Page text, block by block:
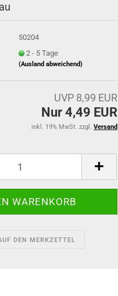
Nagerbücher
50204
2 - 5 Tage
(Ausland abweichend)
UVP 8,99 EUR
Nur 4,49 EUR
inkl. 19% MwSt. zzgl. Versand
DEN MERKZETTEL